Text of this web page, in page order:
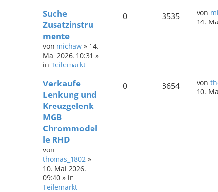
Suche
Zusatzinstru
mente
von michaw » 14.
Mai 2026, 10:31 »
in Teilemarkt
0 3535 von
14.
Verkaufe
Lenkung und
Kreuzgelenk
MGB
Chrommodel
le RHD
von
thomas_1802 »
10. Mai 2026,
09:40 » in
Teilemarkt
0 3654 von
10.